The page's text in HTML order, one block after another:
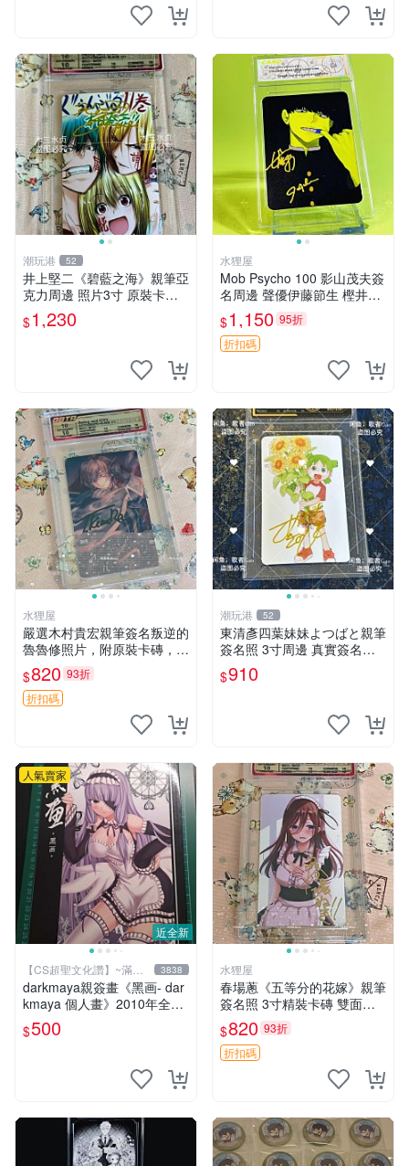
潮玩港 52
井上堅二《碧藍之海》親筆亞
克力周邊 照片3寸 原裝卡磚
收藏級面簽 碧藍之海 井上堅
二 規章
$1,230
水狸屋
Mob Psycho 100 影山茂夫簽
名周邊 聲優伊藤節生 樫井孝
宏真跡 馴良新隆親筆簽名照
3寸裝幀原盒 中古珍藏 靈幻
新隆 Mob Psycho
$1,150 95折
折扣碼
水狸屋
嚴選木村貴宏親筆簽名叛逆的
魯魯修照片，附原裝卡磚，尺
寸3寸，收藏推薦。 叛逆的魯
魯修 筆記本 周邊 照片
$820 93折
折扣碼
潮玩港 52
東清彥四葉妹妹よつばと親筆
簽名照 3寸周邊 真實簽名收
藏品 相框相紙包裝 よつばと
四葉妹妹 東清彥
$910
近全新
人氣賣家
【CS超聖文化讚】~滿千
元送運
3838
darkmaya親簽畫《黑画- dar
kmaya 個人畫》2010年全彩
【CS超聖文化讚】
$500
水狸屋
春場蔥《五等分的花嫁》親筆
簽名照 3寸精裝卡磚 雙面收
藏相框 親簽限量周邊 收藏推
薦 花嫁相片 現象級漫改 相框
收藏 周邊精品
$820 93折
折扣碼